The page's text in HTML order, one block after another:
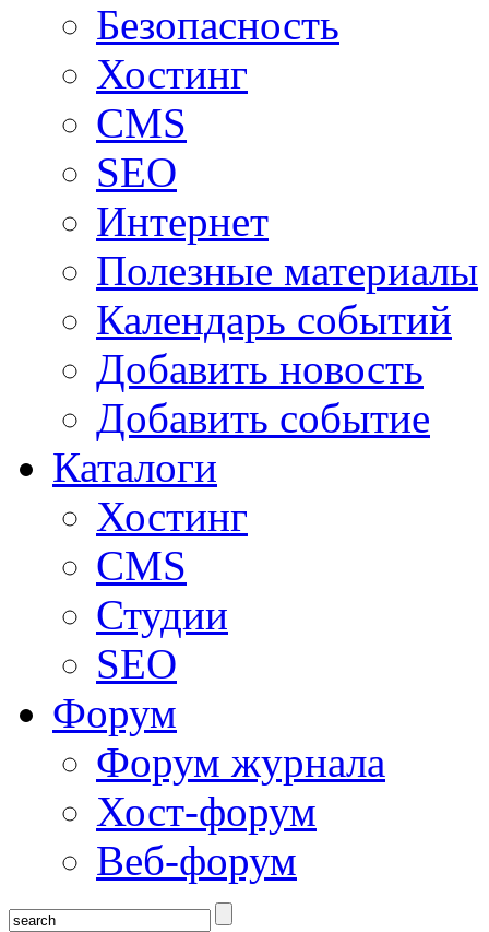
Безопасность
Хостинг
CMS
SEO
Интернет
Полезные материалы
Календарь событий
Добавить новость
Добавить событие
Каталоги
Хостинг
CMS
Студии
SEO
Форум
Форум журнала
Хост-форум
Веб-форум